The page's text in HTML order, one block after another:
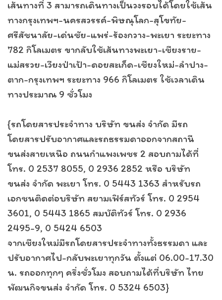
เส้นทางที่ 3 สามารถเดินทางเป็นวงรอบได้โดยใช้เส้น
ทางกรุงเทพฯ-นครสวรรค์-พิษณุโลก-สุโขทัย-
ศรีสัชนาลัย-เด่นชัย-แพร่-ร้องกวาง-พะเยา ระยะทาง
782 กิโลเมตร ขากลับใช้เส้นทางพะเยา-เชียงราย-
แม่สรวย-เวียงป่าเป้า-ดอยสะเก็ด-เชียงใหม่-ลำปาง-
ตาก-กรุงเทพฯ ระยะทาง 966 กิโลเมตร ใช้เวลาเดิน
ทางประมาณ 9 ชั่วโมง
{รถโดยสารประจำทาง บริษัท ขนส่ง จำกัด มีรถ
โดยสารปรับอากาศและรถธรรมดาออกจากสถานี
ขนส่งสายเหนือ ถนนกำแพงเพชร 2 สอบถามได้ที่
โทร. 0 2537 8055, 0 2936 2852 หรือ บริษัท
ขนส่ง จำกัด พะเยา โทร. 0 5443 1363 สำหรับรถ
เอกชนติดต่อบริษัท สยามเฟิร์สทัวร์ โทร. 0 2954
3601, 0 5443 1865 สมบัติทัวร์ โทร. 0 2936
2495-9, 0 5424 6503
จากเชียงใหม่มีรถโดยสารประจำทางทั้งธรรมดา และ
ปรับอากาศไป-กลับพะเยาทุกวัน ตั้งแต่ 06.00-17.30
น. รถออกทุกๆ ครึ่งชั่วโมง สอบถามได้ที่บริษัท ไทย
พัฒนกิจขนส่ง จำกัด โทร. 0 5324 6503}